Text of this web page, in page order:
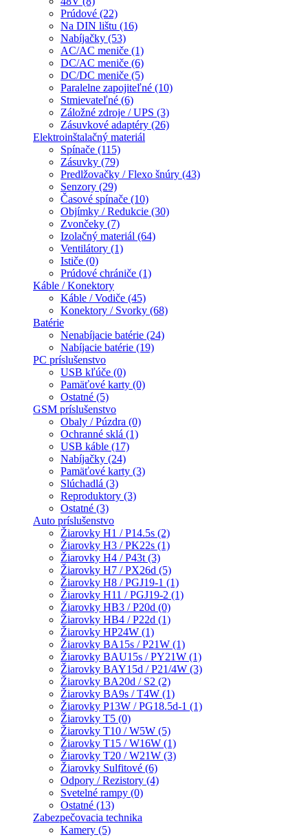
Prúdové (22)
Na DIN lištu (16)
Nabíjačky (53)
AC/AC meniče (1)
DC/AC meniče (6)
DC/DC meniče (5)
Paralelne zapojiteľné (10)
Stmievateľné (6)
Záložné zdroje / UPS (3)
Zásuvkové adaptéry (26)
Elektroinštalačný materiál
Spínače (115)
Zásuvky (79)
Predlžovačky / Flexo šnúry (43)
Senzory (29)
Časové spínače (10)
Objímky / Redukcie (30)
Zvončeky (7)
Izolačný materiál (64)
Ventilátory (1)
Ističe (0)
Prúdové chrániče (1)
Káble / Konektory
Káble / Vodiče (45)
Konektory / Svorky (68)
Batérie
Nenabíjacie batérie (24)
Nabíjacie batérie (19)
PC príslušenstvo
USB kľúče (0)
Pamäťové karty (0)
Ostatné (5)
GSM príslušenstvo
Obaly / Púzdra (0)
Ochranné sklá (1)
USB káble (17)
Nabíjačky (24)
Pamäťové karty (3)
Slúchadlá (3)
Reproduktory (3)
Ostatné (3)
Auto príslušenstvo
Žiarovky H1 / P14.5s (2)
Žiarovky H3 / PK22s (1)
Žiarovky H4 / P43t (3)
Žiarovky H7 / PX26d (5)
Žiarovky H8 / PGJ19-1 (1)
Žiarovky H11 / PGJ19-2 (1)
Žiarovky HB3 / P20d (0)
Žiarovky HB4 / P22d (1)
Žiarovky HP24W (1)
Žiarovky BA15s / P21W (1)
Žiarovky BAU15s / PY21W (1)
Žiarovky BAY15d / P21/4W (3)
Žiarovky BA20d / S2 (2)
Žiarovky BA9s / T4W (1)
Žiarovky P13W / PG18.5d-1 (1)
Žiarovky T5 (0)
Žiarovky T10 / W5W (5)
Žiarovky T15 / W16W (1)
Žiarovky T20 / W21W (3)
Žiarovky Sulfitové (6)
Odpory / Rezistory (4)
Svetelné rampy (0)
Ostatné (13)
Zabezpečovacia technika
Kamery (5)